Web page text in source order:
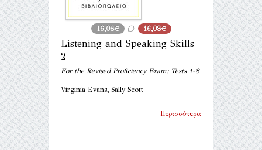
16,08€ 16,08€
Listening and Speaking Skills
2
For the Revised Proficiency Exam: Tests 1-8
Virginia Evans, Sally Scott
Περισσότερα